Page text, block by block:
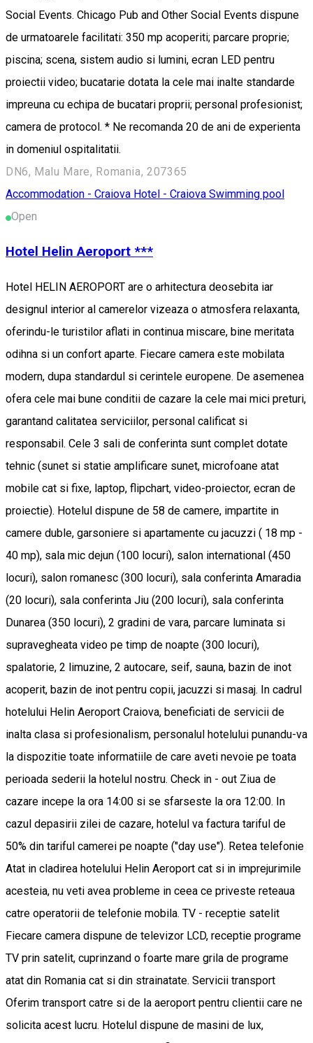
Social Events. Chicago Pub and Other Social Events dispune
de urmatoarele facilitati: 350 mp acoperiti; parcare proprie;
piscina; scena, sistem audio si lumini, ecran LED pentru
proiectii video; bucatarie dotata la cele mai inalte standarde
impreuna cu echipa de bucatari proprii; personal profesionist;
camera de protocol. * Ne recomanda 20 de ani de experienta
in domeniul ospitalitatii.
DN6, Malu Mare, Romania, 207365
Accommodation - Craiova Hotel - Craiova Swimming pool
Open
Hotel Helin Aeroport ***
Hotel HELIN AEROPORT are o arhitectura deosebita iar
designul interior al camerelor vizeaza o atmosfera relaxanta,
oferindu-le turistilor aflati in continua miscare, bine meritata
odihna si un confort aparte. Fiecare camera este mobilata
modern, dupa standardul si cerintele europene. De asemenea
ofera cele mai bune conditii de cazare la cele mai mici preturi,
garantand calitatea serviciilor, personal calificat si
responsabil. Cele 3 sali de conferinta sunt complet dotate
tehnic (sunet si statie amplificare sunet, microfoane atat
mobile cat si fixe, laptop, flipchart, video-proiector, ecran de
proiectie). Hotelul dispune de 58 de camere, impartite in
camere duble, garsoniere si apartamente cu jacuzzi ( 18 mp -
40 mp), sala mic dejun (100 locuri), salon international (450
locuri), salon romanesc (300 locuri), sala conferinta Amaradia
(20 locuri), sala conferinta Jiu (200 locuri), sala conferinta
Dunarea (350 locuri), 2 gradini de vara, parcare luminata si
supravegheata video pe timp de noapte (300 locuri),
spalatorie, 2 limuzine, 2 autocare, seif, sauna, bazin de inot
acoperit, bazin de inot pentru copii, jacuzzi si masaj. In cadrul
hotelului Helin Aeroport Craiova, beneficiati de servicii de
inalta clasa si profesionalism, personalul hotelului punandu-va
la dispozitie toate informatiile de care aveti nevoie pe toata
perioada sederii la hotelul nostru. Check in - out Ziua de
cazare incepe la ora 14:00 si se sfarseste la ora 12:00. In
cazul depasirii zilei de cazare, hotelul va factura tariful de
50% din tariful camerei pe noapte ("day use"). Retea telefonie
Atat in cladirea hotelului Helin Aeroport cat si in imprejurimile
acesteia, nu veti avea probleme in ceea ce priveste reteaua
catre operatorii de telefonie mobila. TV - receptie satelit
Fiecare camera dispune de televizor LCD, receptie programe
TV prin satelit, cuprinzand o foarte mare grila de programe
atat din Romania cat si din strainatate. Servicii transport
Oferim transport catre si de la aeroport pentru clientii care ne
solicita acest lucru. Hotelul dispune de masini de lux,